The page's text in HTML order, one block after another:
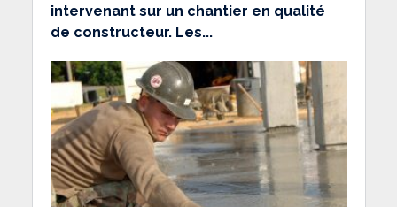
intervenant sur un chantier en qualité
de constructeur. Les...